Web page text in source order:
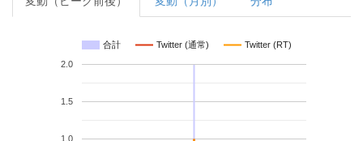
合計 Twitter (通常) Twitter (RT)
1.0
1.5
2.0